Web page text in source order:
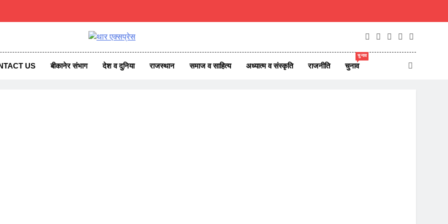
News
US बीकानेर संभाग देश व दुनिया राजस्थान समाज व साहित्य अध्यात्म व संस्कृति राजनीति चुनाव
चुनाव